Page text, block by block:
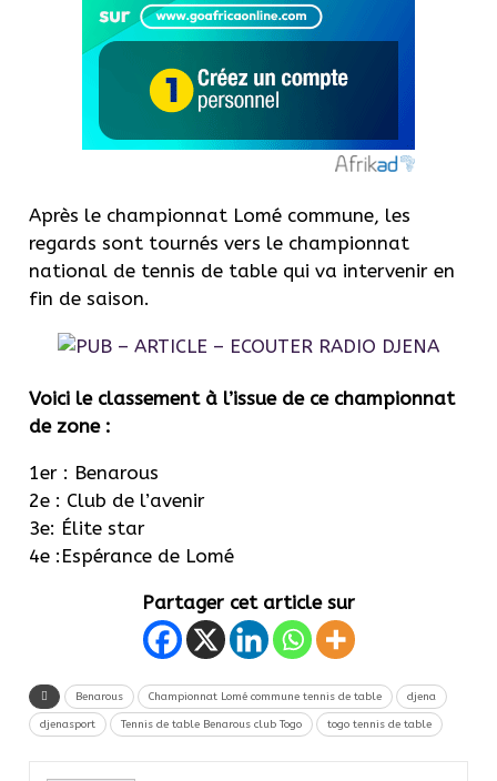
Après le championnat Lomé commune, les
regards sont tournés vers le championnat
national de tennis de table qui va intervenir en
fin de saison.
Voici le classement à l’issue de ce championnat
de zone :
1er : Benarous
2e : Club de l’avenir
3e: Élite star
4e :Espérance de Lomé
Partager cet article sur
Benarous Championnat Lomé commune tennis de table djena
djenasport Tennis de table Benarous club Togo togo tennis de table